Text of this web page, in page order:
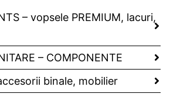
– vopsele PREMIUM, lacuri,
– COMPONENTE
binale, mobilier